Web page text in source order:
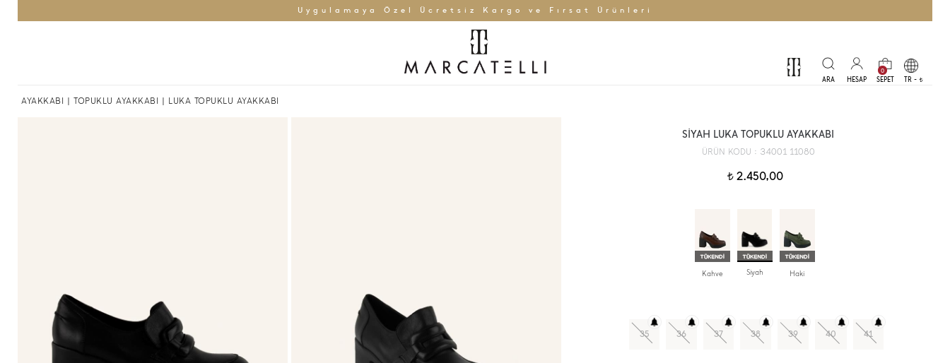
Uygulamaya Özel Ücretsiz Kargo ve Fırsat Ürünleri
0
TR - t
AYAKKABI TOPUKLU AYAKKABI | LUKA TOPUKLU AYAKKABI
SİYAH LUKA TOPUKLU AYAKKABI
ÜRÜN KODU : 34001 11080
t2.450,00
Kahve Siyah Haki
35 36 37 38 39 40 41